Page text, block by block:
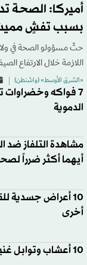
أميركا: الصحة
بسبب تفشٍ
حثّ مسؤولو الصحة في ولاية
اللازمة خلال الارتفاع
«الشرق الأوسط» (واشنطن)
7 فواكه
الدموية
مشاهدة التلفاز
أيهما أكثر ضرراً
10 أعراض جسدية
أخرى
10 أعشاب وتوابل غنية بالكالسيوم